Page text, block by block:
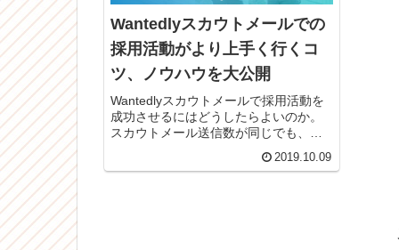
Wantedlyスカウトメールでの
採用活動がより上手く行くコ
ツ、ノウハウを大公開
Wantedlyスカウトメールで採用活動を
成功させるにはどうしたらよいのか。
スカウトメール送信数が同じでも、取
に大きな差が出ます。その上手く行く
2019.10.09